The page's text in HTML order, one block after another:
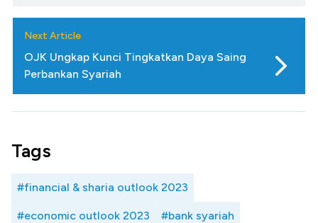
Next Article
OJK Ungkap Kunci Tingkatkan Daya Saing
Perbankan Syariah
Tags
#financial & sharia outlook 2023
#economic outlook 2023 #bank syariah